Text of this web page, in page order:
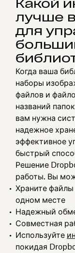
Какой
лучше
для
Когда ваша
наборы
файлов и
названий
вам нужна
надежное
эффективное
быстрый
Решение
работы. Вы
Храните
одном месте
Надежный
Совместная
Используйте
покидая